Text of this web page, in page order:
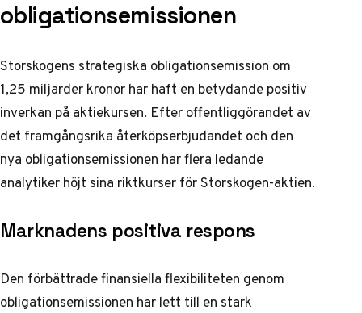
obligationsemissionen
Storskogens strategiska obligationsemission om
1,25 miljarder kronor har haft en betydande positiv
inverkan på aktiekursen. Efter offentliggörandet av
det framgångsrika återköpserbjudandet och den
nya obligationsemissionen har flera ledande
analytiker höjt sina riktkurser för Storskogen-aktien.
Marknadens positiva respons
Den förbättrade finansiella flexibiliteten genom
obligationsemissionen har lett till en stark